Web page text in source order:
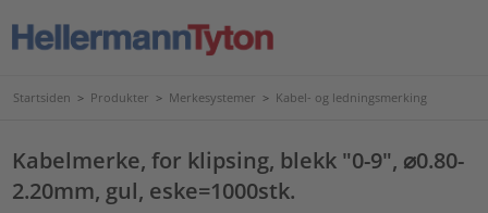
Startsiden > Produkter > Merkesystemer > Kabel- og ledningsmerking
Kabelmerke, for klipsing, blekk "0-9", ⌀0.80-
2.20mm, gul, eske=1000stk.